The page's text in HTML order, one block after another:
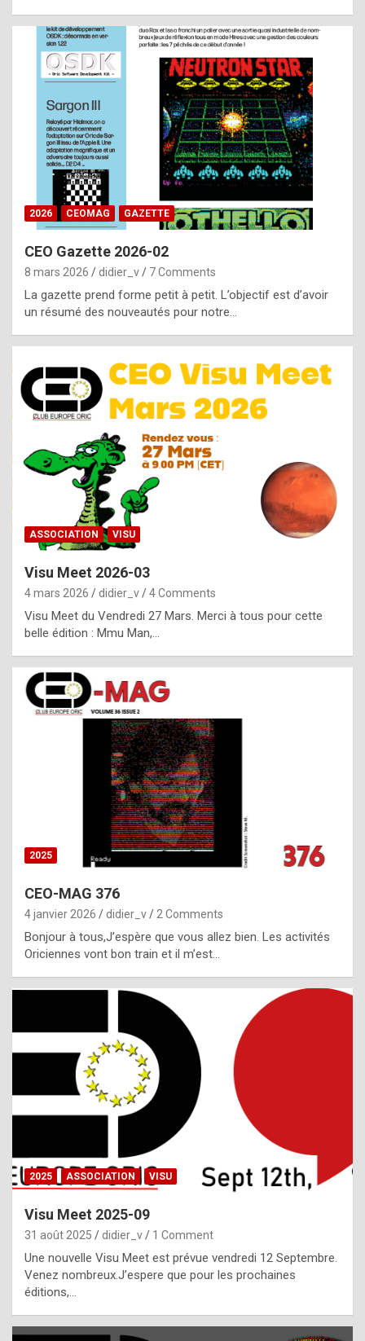
o
m
m
a
y
b
e
b
y
g
e
n
u
i
n
e
R
o
p
l
c
h
i
s
t
o
r
p
e
c
i
l
,
g
h
t
f
2026 CEOMAG GAZETTE
CEO Gazette 2026-02
8 mars 2026 didier_v 7 Comments
La gazette prend forme petit à petit. L’objectif est d’avoir
un résumé des nouveautés pour notre…
ASSOCIATION VISU
Visu Meet 2026-03
4 mars 2026 didier_v 4 Comments
Visu Meet du Vendredi 27 Mars. Merci à tous pour cette
belle édition : Mmu Man,…
2025
CEO-MAG 376
4 janvier 2026 didier_v 2 Comments
Bonjour à tous,J’espère que vous allez bien. Les activités
Oriciennes vont bon train et il m’est…
2025 ASSOCIATION VISU
Visu Meet 2025-09
31 août 2025 didier_v 1 Comment
Une nouvelle Visu Meet est prévue vendredi 12 Septembre.
Venez nombreux.J’espere que pour les prochaines
éditions,…